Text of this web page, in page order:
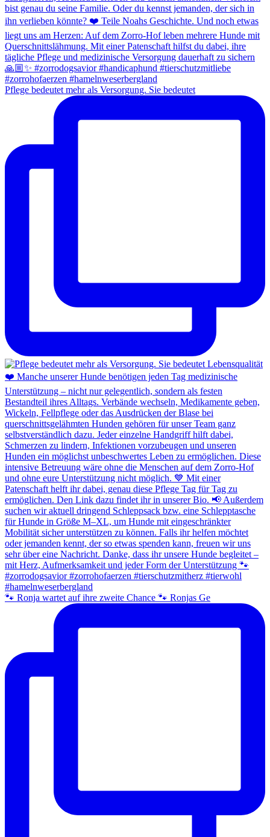
Pflege bedeutet mehr als Versorgung. Sie bedeutet
🐾 Ronja wartet auf ihre zweite Chance 🐾 Ronjas Ge